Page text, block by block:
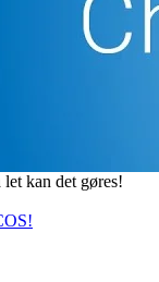
kan det gøres!